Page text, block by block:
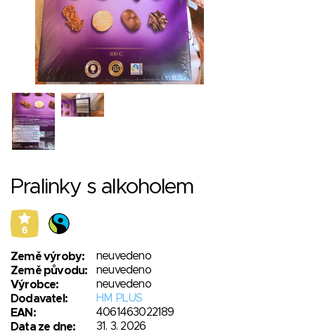
Pralinky s alkoholem
6
Země výroby:
neuvedeno
Země původu:
neuvedeno
Výrobce:
neuvedeno
Dodavatel:
HM PLUS
EAN:
4061463022189
Data ze dne:
31. 3. 2026